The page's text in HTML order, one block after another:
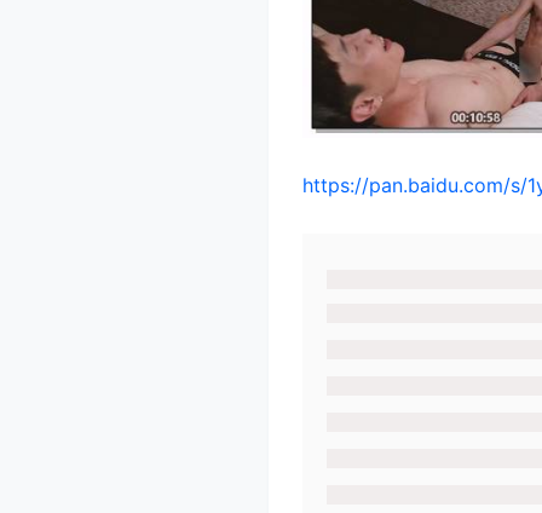
https://pan.baidu.com/s/